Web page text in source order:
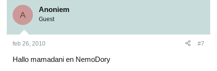
A
Anoniem
Guest
feb 26, 2010 #7
Hallo mamadani en NemoDory